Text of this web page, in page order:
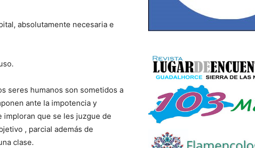
absolutamente necesaria e
seres humanos son sometidos a
ante la impotencia y
que se les juzgue de
, parcial además de
clase.